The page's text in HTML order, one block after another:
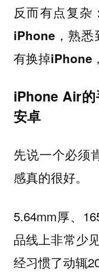
反而有点复杂：
iPhone，熟悉
有换掉iPhone
iPhone Air
安卓
先说一个必须
感真的很好。
5.64mm厚、
品线上非常少
经习惯了动辄